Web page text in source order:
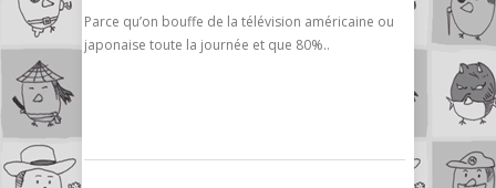
Parce qu’on bouffe de la télévision américaine ou
japonaise toute la journée et que 80%..